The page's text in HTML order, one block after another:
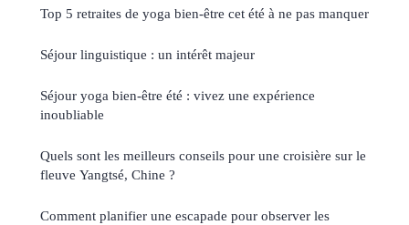
Top 5 retraites de yoga bien-être cet été à ne pas manquer
Séjour linguistique : un intérêt majeur
Séjour yoga bien-être été : vivez une expérience
inoubliable
Quels sont les meilleurs conseils pour une croisière sur le
fleuve Yangtsé, Chine ?
Comment planifier une escapade pour observer les